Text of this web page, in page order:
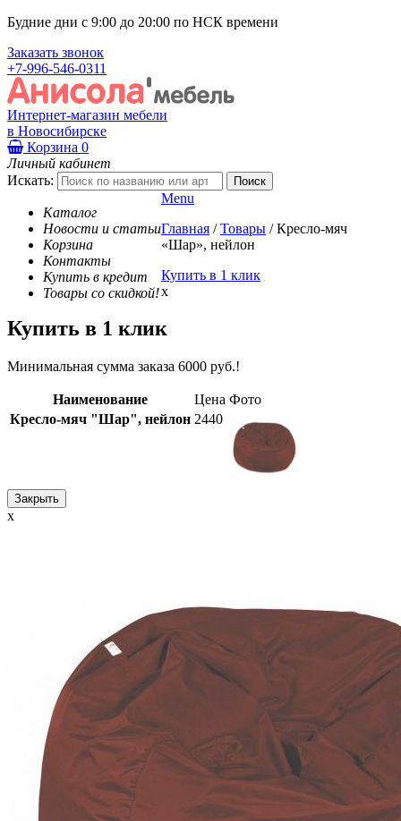
Будние дни с 9:00 до 20:00 по НСК времени
Заказать звонок
+7-996-546-0311
Интернет-магазин мебели
в Новосибирске
Корзина 0
Личный кабинет
Искать:
Каталог
Новости и статьи
Корзина
Контакты
Купить в кредит
Товары со скидкой!
Menu
Главная / Товары / Кресло-мяч
«Шар», нейлон
Купить в 1 клик
x
Купить в 1 клик
Минимальная сумма заказа 6000 руб.!
Наименование Цена Фото
Кресло-мяч "Шар", нейлон 2440
Закрыть
x